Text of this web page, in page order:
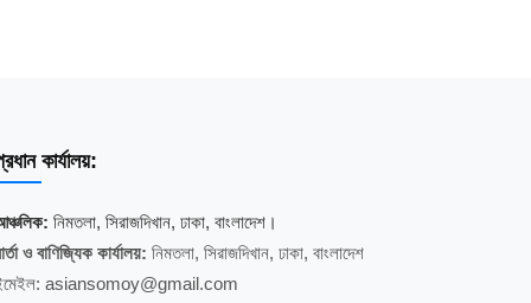
কার্যালয়:
নিমতলা, সিরাজদিখান, ঢাকা, বাংলাদেশ।
ও বাণিজ্যিক কার্যালয়: নিমতলা, সিরাজদিখান, ঢাকা, বাংলাদেশ
asiansomoy@gmail.com